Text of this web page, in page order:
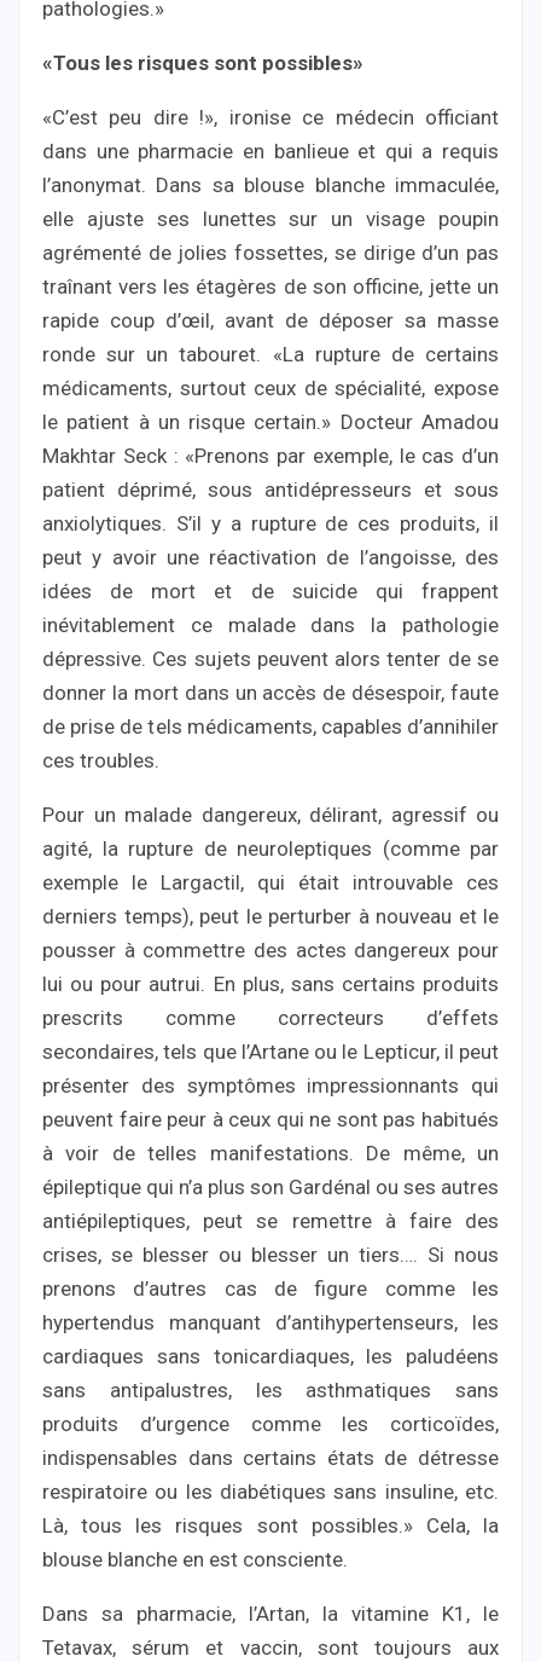
pathologies.»
«Tous les risques sont possibles»
«C’est peu dire !», ironise ce médecin officiant
dans une pharmacie en banlieue et qui a requis
l’anonymat. Dans sa blouse blanche immaculée,
elle ajuste ses lunettes sur un visage poupin
agrémenté de jolies fossettes, se dirige d’un pas
traînant vers les étagères de son officine, jette un
rapide coup d’œil, avant de déposer sa masse
ronde sur un tabouret. «La rupture de certains
médicaments, surtout ceux de spécialité, expose
le patient à un risque certain.» Docteur Amadou
Makhtar Seck : «Prenons par exemple, le cas d’un
patient déprimé, sous antidépresseurs et sous
anxiolytiques. S’il y a rupture de ces produits, il
peut y avoir une réactivation de l’angoisse, des
idées de mort et de suicide qui frappent
inévitablement ce malade dans la pathologie
dépressive. Ces sujets peuvent alors tenter de se
donner la mort dans un accès de désespoir, faute
de prise de tels médicaments, capables d’annihiler
ces troubles.
Pour un malade dangereux, délirant, agressif ou
agité, la rupture de neuroleptiques (comme par
exemple le Largactil, qui était introuvable ces
derniers temps), peut le perturber à nouveau et le
pousser à commettre des actes dangereux pour
lui ou pour autrui. En plus, sans certains produits
prescrits comme correcteurs d’effets
secondaires, tels que l’Artane ou le Lepticur, il peut
présenter des symptômes impressionnants qui
peuvent faire peur à ceux qui ne sont pas habitués
à voir de telles manifestations. De même, un
épileptique qui n’a plus son Gardénal ou ses autres
antiépileptiques, peut se remettre à faire des
crises, se blesser ou blesser un tiers…. Si nous
prenons d’autres cas de figure comme les
hypertendus manquant d’antihypertenseurs, les
cardiaques sans tonicardiaques, les paludéens
sans antipalustres, les asthmatiques sans
produits d’urgence comme les corticoïdes,
indispensables dans certains états de détresse
respiratoire ou les diabétiques sans insuline, etc.
Là, tous les risques sont possibles.» Cela, la
blouse blanche en est consciente.
Dans sa pharmacie, l’Artan, la vitamine K1, le
Tetavax, sérum et vaccin, sont toujours aux